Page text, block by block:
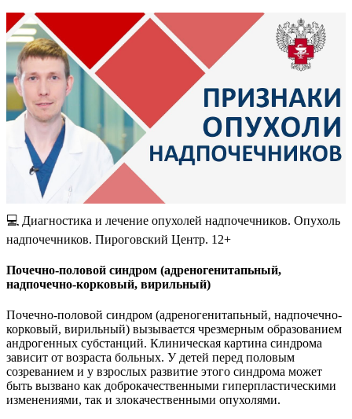
💻 Диагностика и лечение опухолей надпочечников. Опухоль
надпочечников. Пироговский Центр. 12+
Почечно-половой синдром (адреногенитапьный,
надпочечно-корковый, вирильный)
Почечно-половой синдром (адреногенитапьный, надпочечно-
корковый, вирильный) вызывается чрезмерным образованием
андрогенных субстанций. Клиническая картина синдрома
зависит от возраста больных. У детей перед половым
созреванием и у взрослых развитие этого синдрома может
быть вызвано как доброкачественными гиперпластическими
изменениями, так и злокачественными опухолями.